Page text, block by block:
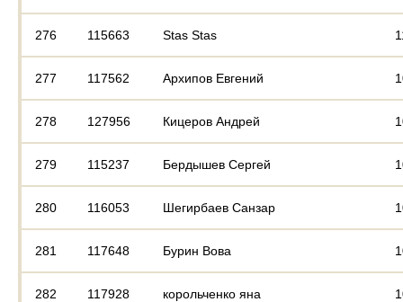
276 115663 Stas Stas
277 117562 Архипов Евгений
278 127956 Кицеров Андрей
279 115237 Бердышев Сергей
280 116053 Шегирбаев Санзар
281 117648 Бурин Вова
282 117928 корольченко яна